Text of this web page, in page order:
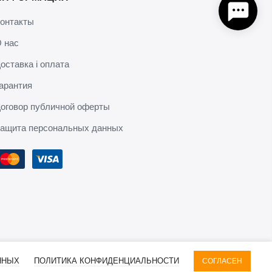
нас
і оплата
публичной оферты
персональных данных
ПОЛИТИКА КОНФИДЕНЦИАЛЬНОСТИ СОГЛАСЕН